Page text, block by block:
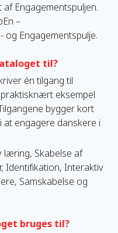
Engagementspuljen.
–
og Engagementspulje.
til?
én tilgang til
eksempel
bygger kort
engagere danskere i
læring, Skabelse af
Identifikation, Interaktiv
Samskabelse og
bruges til?